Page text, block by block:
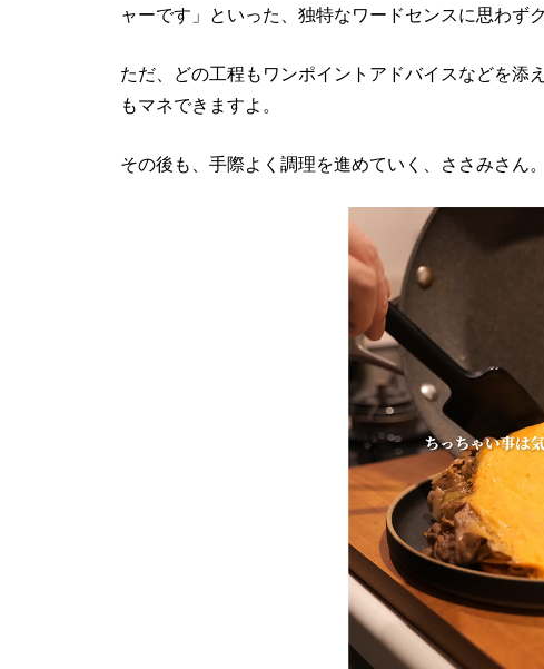
ャーです」といった、独特なワードセンスに思わず
ただ、どの工程もワンポイントアドバイスなどを添
もマネできますよ。
その後も、手際よく調理を進めていく、ささみさん。